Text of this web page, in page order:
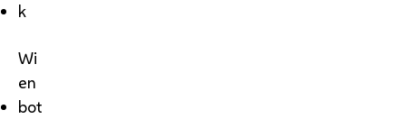
k
Wi
en
bot